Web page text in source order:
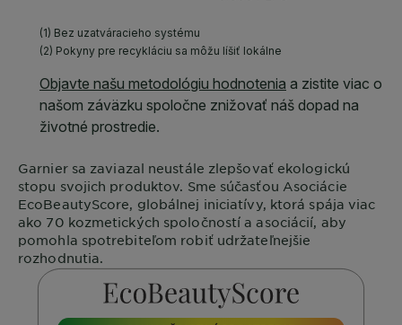
Garniersa zaviazal neustále zlepšovať ekologickú
stopu svojich produktov. Sme súčasťou Asociácie
EcoBeautyScore , globálnej iniciatívy, ktorá spája viac
ako 70 kozmetických spoločností a asociácií, aby
pomohla spotrebiteľom robiť udržateľnejšie
rozhodnutia.